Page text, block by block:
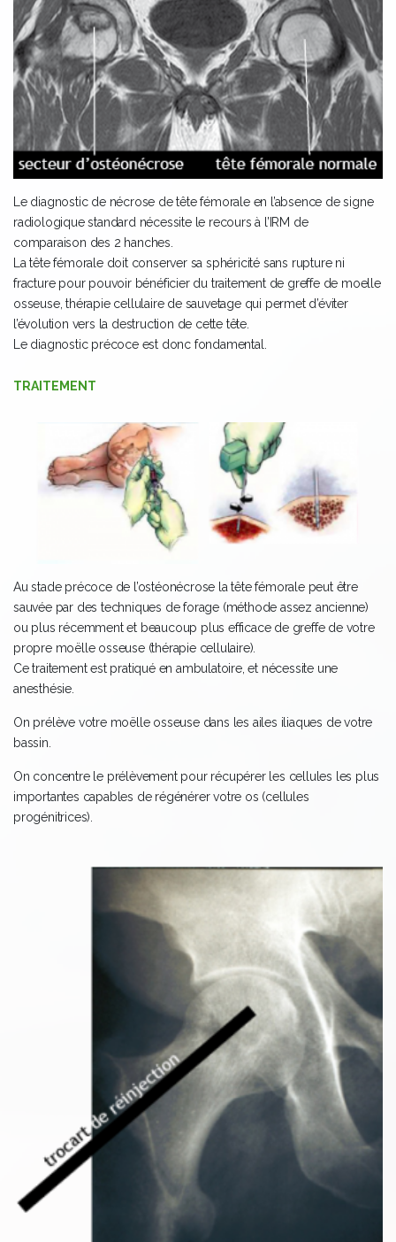
Le diagnostic de nécrose de tête fémorale en l’absence de signe
radiologique standard nécessite le recours à l’IRM de
comparaison des 2 hanches.
La tête fémorale doit conserver sa sphéricité sans rupture ni
fracture pour pouvoir bénéficier du traitement de greffe de moelle
osseuse, thérapie cellulaire de sauvetage qui permet d’éviter
l’évolution vers la destruction de cette tête.
Le diagnostic précoce est donc fondamental.
TRAITEMENT
Au stade précoce de l’ostéonécrose la tête fémorale peut être
sauvée par des techniques de forage (méthode assez ancienne)
ou plus récemment et beaucoup plus efficace de greffe de votre
propre moëlle osseuse (thérapie cellulaire).
Ce traitement est pratiqué en ambulatoire, et nécessite une
anesthésie.
On prélève votre moëlle osseuse dans les ailes iliaques de votre
bassin.
On concentre le prélèvement pour récupérer les cellules les plus
importantes capables de régénérer votre os (cellules
progénitrices).